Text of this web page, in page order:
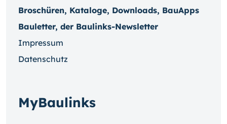
Broschüren, Kataloge, Downloads, BauApps
Bauletter, der Baulinks-Newsletter
Impressum
Datenschutz
MyBaulinks